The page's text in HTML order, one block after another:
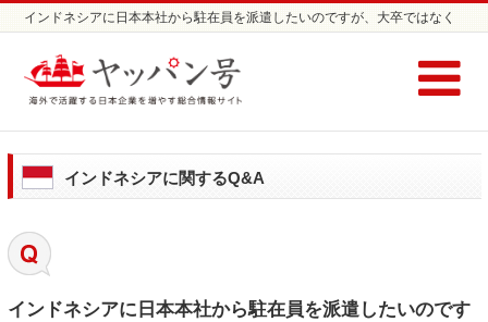
インドネシアに日本本社から駐在員を派遣したいのですが、大卒ではなく
ム | インドネシアの就労ビザならヤッパン号
インドネシアに関するQ&A
インドネシアに日本本社から駐在員を派遣したいのです